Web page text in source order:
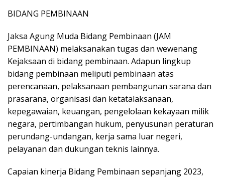
BIDANG PEMBINAAN
Jaksa Agung Muda Bidang Pembinaan (JAM
PEMBINAAN) melaksanakan tugas dan wewenang
Kejaksaan di bidang pembinaan. Adapun lingkup
bidang pembinaan meliputi pembinaan atas
perencanaan, pelaksanaan pembangunan sarana dan
prasarana, organisasi dan ketatalaksanaan,
kepegawaian, keuangan, pengelolaan kekayaan milik
negara, pertimbangan hukum, penyusunan peraturan
perundang-undangan, kerja sama luar negeri,
pelayanan dan dukungan teknis lainnya.
Capaian kinerja Bidang Pembinaan sepanjang 2023,